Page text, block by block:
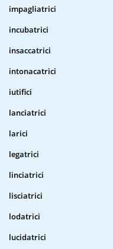
impagliatrici
incubatrici
insaccatrici
intonacatrici
iutifici
lanciatrici
larici
legatrici
linciatrici
lisciatrici
lodatrici
lucidatrici